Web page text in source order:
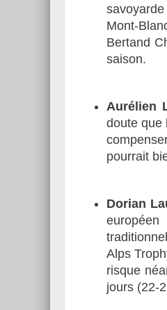
Mont-
Bertand
saison.
Aurélien
doute que
pourrait
Dorian
Alps
risque
jours (22-